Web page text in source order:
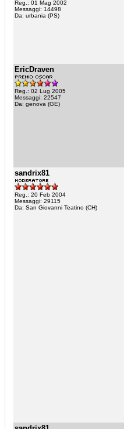
Reg.: 01 Mag 2002
Messaggi: 14498
Da: urbania (PS)
EricDraven
Reg.: 02 Lug 2005
Messaggi: 22547
Da: genova (GE)
sandrix81
Reg.: 20 Feb 2004
Messaggi: 29115
Da: San Giovanni Teatino (CH)